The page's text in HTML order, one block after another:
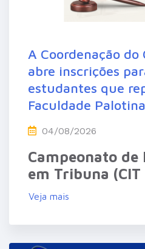
A Coordenação
abre inscrições
estudantes que
Faculdade
04/08/2026
Campeonato de
em Tribuna
Veja mais